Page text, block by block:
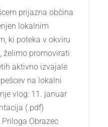
prijazna občina
lokalnim
ki poteka v okviru
želimo promovirati
aktivno izvajale
na lokalni
vlog: 11. januar
(.pdf)
Obrazec